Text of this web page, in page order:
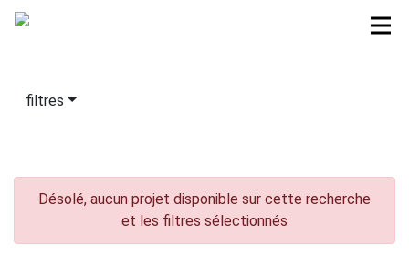
filtres
Désolé, aucun projet disponible sur cette recherche
et les filtres sélectionnés